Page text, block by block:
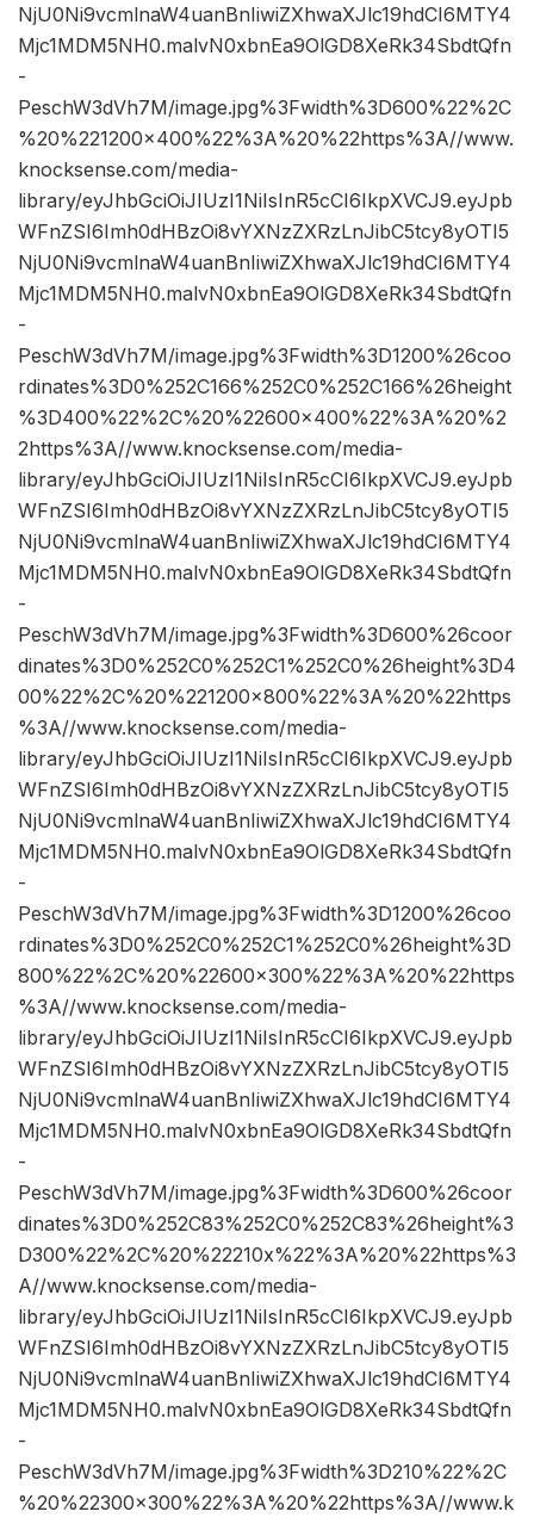
NjU0Ni9vcmlnaW4uanBnIiwiZXhwaXJlc19hdCI6MTY4
Mjc1MDM5NH0.malvN0xbnEa9OlGD8XeRk34SbdtQfn
-
PeschW3dVh7M/image.jpg%3Fwidth%3D600%22%2C
%20%221200×400%22%3A%20%22https%3A//www.
knocksense.com/media-
library/eyJhbGciOiJIUzI1NiIsInR5cCI6IkpXVCJ9.eyJpb
WFnZSI6Imh0dHBzOi8vYXNzZXRzLnJibC5tcy8yOTI5
NjU0Ni9vcmlnaW4uanBnIiwiZXhwaXJlc19hdCI6MTY4
Mjc1MDM5NH0.malvN0xbnEa9OlGD8XeRk34SbdtQfn
-
PeschW3dVh7M/image.jpg%3Fwidth%3D1200%26coo
rdinates%3D0%252C166%252C0%252C166%26height
%3D400%22%2C%20%22600×400%22%3A%20%2
2https%3A//www.knocksense.com/media-
library/eyJhbGciOiJIUzI1NiIsInR5cCI6IkpXVCJ9.eyJpb
WFnZSI6Imh0dHBzOi8vYXNzZXRzLnJibC5tcy8yOTI5
NjU0Ni9vcmlnaW4uanBnIiwiZXhwaXJlc19hdCI6MTY4
Mjc1MDM5NH0.malvN0xbnEa9OlGD8XeRk34SbdtQfn
-
PeschW3dVh7M/image.jpg%3Fwidth%3D600%26coor
dinates%3D0%252C0%252C1%252C0%26height%3D4
00%22%2C%20%221200×800%22%3A%20%22https
%3A//www.knocksense.com/media-
library/eyJhbGciOiJIUzI1NiIsInR5cCI6IkpXVCJ9.eyJpb
WFnZSI6Imh0dHBzOi8vYXNzZXRzLnJibC5tcy8yOTI5
NjU0Ni9vcmlnaW4uanBnIiwiZXhwaXJlc19hdCI6MTY4
Mjc1MDM5NH0.malvN0xbnEa9OlGD8XeRk34SbdtQfn
-
PeschW3dVh7M/image.jpg%3Fwidth%3D1200%26coo
rdinates%3D0%252C0%252C1%252C0%26height%3D
800%22%2C%20%22600×300%22%3A%20%22https
%3A//www.knocksense.com/media-
library/eyJhbGciOiJIUzI1NiIsInR5cCI6IkpXVCJ9.eyJpb
WFnZSI6Imh0dHBzOi8vYXNzZXRzLnJibC5tcy8yOTI5
NjU0Ni9vcmlnaW4uanBnIiwiZXhwaXJlc19hdCI6MTY4
Mjc1MDM5NH0.malvN0xbnEa9OlGD8XeRk34SbdtQfn
-
PeschW3dVh7M/image.jpg%3Fwidth%3D600%26coor
dinates%3D0%252C83%252C0%252C83%26height%3
D300%22%2C%20%22210x%22%3A%20%22https%3
A//www.knocksense.com/media-
library/eyJhbGciOiJIUzI1NiIsInR5cCI6IkpXVCJ9.eyJpb
WFnZSI6Imh0dHBzOi8vYXNzZXRzLnJibC5tcy8yOTI5
NjU0Ni9vcmlnaW4uanBnIiwiZXhwaXJlc19hdCI6MTY4
Mjc1MDM5NH0.malvN0xbnEa9OlGD8XeRk34SbdtQfn
-
PeschW3dVh7M/image.jpg%3Fwidth%3D210%22%2C
%20%22300×300%22%3A%20%22https%3A//www.k